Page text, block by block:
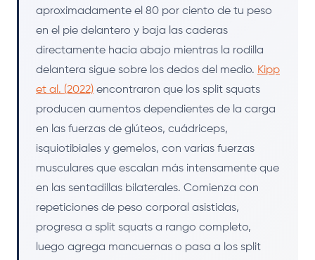
aproximadamente el 80 por ciento de tu peso
en el pie delantero y baja las caderas
directamente hacia abajo mientras la rodilla
delantera sigue sobre los dedos del medio. Kipp
et al. (2022) encontraron que los split squats
producen aumentos dependientes de la carga
en las fuerzas de glúteos, cuádriceps,
isquiotibiales y gemelos, con varias fuerzas
musculares que escalan más intensamente que
en las sentadillas bilaterales. Comienza con
repeticiones de peso corporal asistidas,
progresa a split squats a rango completo,
luego agrega mancuernas o pasa a los split